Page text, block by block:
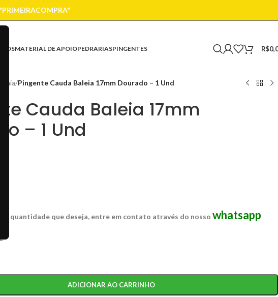
MATERIAL DE APOIOPEDRARIASPINGENTES R$
Praia/Pingente Cauda Baleia 17mm Dourado – 1 Und
Cauda Baleia 17mm
– 1 Und
a quantidade que deseja, entre em contato através do nosso whatsapp
ADICIONAR AO CARRINHO